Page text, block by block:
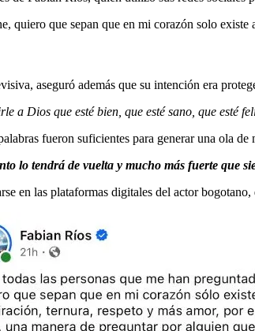
quiero que sepan que en mi corazón solo
aseguró además que su intención era
a Dios que esté bien, que esté sano, que esté
fueron suficientes para generar una ola
lo tendrá de vuelta y mucho más fuerte que
en las plataformas digitales del actor